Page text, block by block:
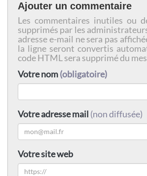
Ajouter un commentaire
Les commentaires inutiles ou
supprimés par les
adresse e-mail ne sera pas
la ligne seront convertis
code HTML sera supprimé du
Votre nom(obligatoire)
Votre adresse mail (non diffusée)
Votre site web